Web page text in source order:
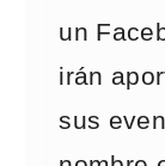
un
irán
sus